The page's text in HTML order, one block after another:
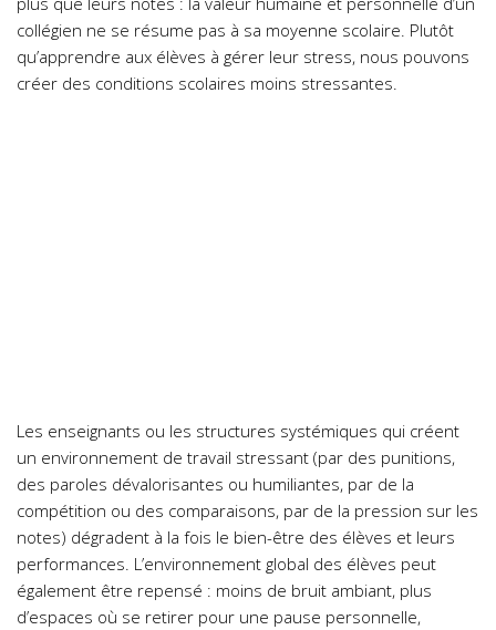
collégien ne se résume pas à sa moyenne scolaire. Plutôt
qu’apprendre aux élèves à gérer leur stress, nous pouvons
créer des conditions scolaires moins stressantes.
Les enseignants ou les structures systémiques qui créent
un environnement de travail stressant (par des punitions,
des paroles dévalorisantes ou humiliantes, par de la
compétition ou des comparaisons, par de la pression sur les
notes) dégradent à la fois le bien-être des élèves et leurs
performances. L’environnement global des élèves peut
également être repensé : moins de bruit ambiant, plus
d’espaces où se retirer pour une pause personnelle,